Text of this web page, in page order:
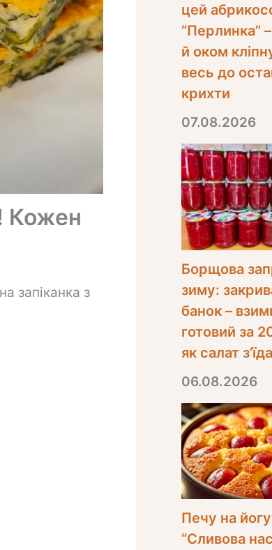
Кожен
запіканка з
цей
“Перлинка”
й оком
весь до
крихти
07.08.2026
Борщова
зиму:
банок –
готовий за
як салат
06.08.2026
Печу на
“Сливова